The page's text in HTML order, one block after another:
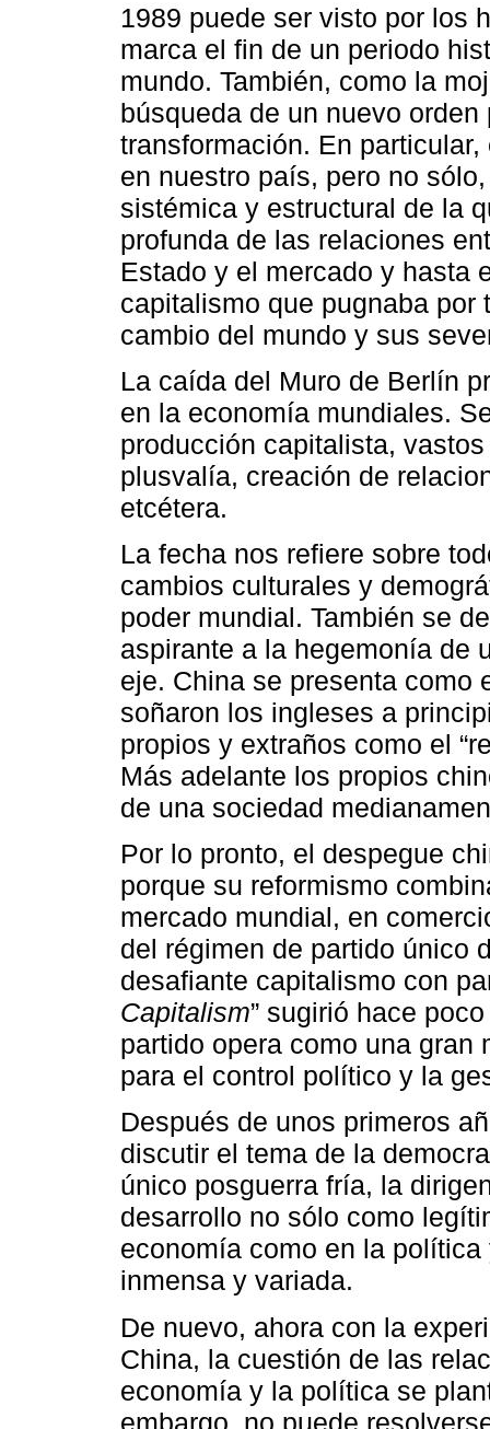
1989 puede ser visto por los
marca el fin de un periodo
mundo. También, como la
búsqueda de un nuevo
transformación. En
en nuestro país, pero no
sistémica y estructural de la
profunda de las relaciones
Estado y el mercado y hasta
capitalismo que pugnaba
cambio del mundo y sus
La caída del Muro de Berlín
en la economía mundiales.
producción capitalista,
plusvalía, creación de
etcétera.
La fecha nos refiere sobre
cambios culturales y
poder mundial. También se
aspirante a la hegemonía de
eje. China se presenta como
soñaron los ingleses a
propios y extraños como el
Más adelante los propios
de una sociedad
Por lo pronto, el despegue
porque su reformismo
mercado mundial, en
del régimen de partido único
desafiante capitalismo con
Capitalism” sugirió hace
partido opera como una gran
para el control político y la
Después de unos primeros
discutir el tema de la
único posguerra fría, la
desarrollo no sólo como
economía como en la
inmensa y variada.
De nuevo, ahora con la
China, la cuestión de las
economía y la política se
embargo, no puede